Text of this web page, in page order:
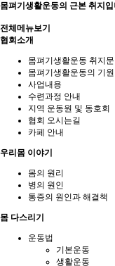
몸펴기생활운동의 근본 취지
전체메뉴보기
협회소개
몸펴기생활운동 취지문
몸펴기생활운동의 기원
사업내용
수련과정 안내
지역 운동원 및 동호회
협회 오시는길
카페 안내
우리몸 이야기
몸의 원리
병의 원인
통증의 원인과 해결책
몸 다스리기
운동법
기본운동
생활운동